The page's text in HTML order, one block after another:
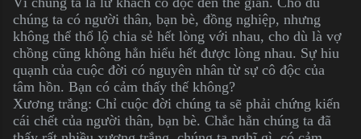
chúng ta có người thân, bạn bè, đồng nghiệp, nhưng
không thể thổ lộ chia sẻ hết lòng với nhau, cho dù là vợ
chồng cũng không hẳn hiểu hết được lòng nhau. Sự hiu
quạnh của cuộc đời có nguyên nhân từ sự cô độc của
tâm hồn. Bạn có cảm thấy thế không?
Xương trắng: Chỉ cuộc đời chúng ta sẽ phải chứng kiến
cái chết của người thân, bạn bè. Chắc hẳn chúng ta đã